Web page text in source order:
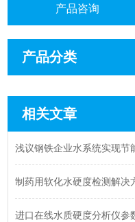
产品咨询
产品分类
相关文章
浅议钢铁企业水系统实现节
制药用软化水硬度检测解决
进口在线水质硬度分析仪参